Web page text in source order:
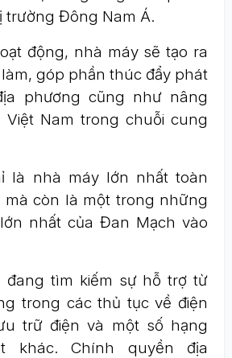
trường Đông Nam Á.
động, nhà máy sẽ tạo ra
góp phần thúc đẩy phát
phương cũng như nâng
Nam trong chuỗi cung
là nhà máy lớn nhất toàn
mà còn là một trong những
nhất của Đan Mạch vào
đang tìm kiếm sự hỗ trợ từ
trong các thủ tục về điện
trữ điện và một số hạng
khác. Chính quyền địa